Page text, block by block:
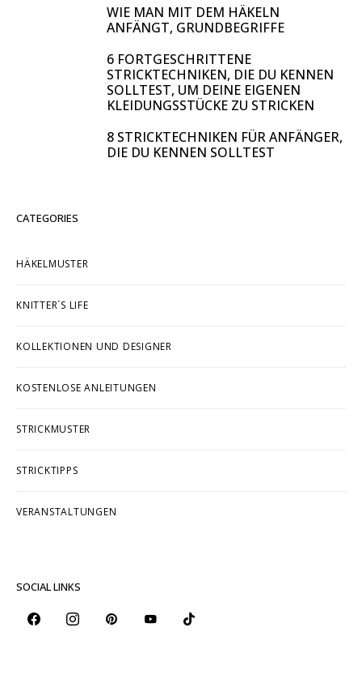
WIE MAN MIT DEM HÄKELN
ANFÄNGT, GRUNDBEGRIFFE
6 FORTGESCHRITTENE
STRICKTECHNIKEN, DIE DU KENNEN
SOLLTEST, UM DEINE EIGENEN
KLEIDUNGSSTÜCKE ZU STRICKEN
8 STRICKTECHNIKEN FÜR ANFÄNGER,
DIE DU KENNEN SOLLTEST
CATEGORIES
HÄKELMUSTER
KNITTER´S LIFE
KOLLEKTIONEN UND DESIGNER
KOSTENLOSE ANLEITUNGEN
STRICKMUSTER
STRICKTIPPS
VERANSTALTUNGEN
SOCIAL LINKS